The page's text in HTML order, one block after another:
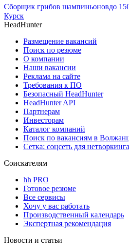
Сборщик грибов шампиньоновдо
Курск
HeadHunter
Размещение вакансий
Поиск по резюме
О компании
Наши вакансии
Реклама на сайте
Требования к ПО
Безопасный HeadHunter
HeadHunter API
Партнерам
Инвесторам
Каталог компаний
Поиск по вакансиям в
Сетка: соцсеть для нетворкинга
Соискателям
hh PRO
Готовое резюме
Все сервисы
Хочу у вас работать
Производственный календарь
Экспертная рекомендация
Новости и статьи